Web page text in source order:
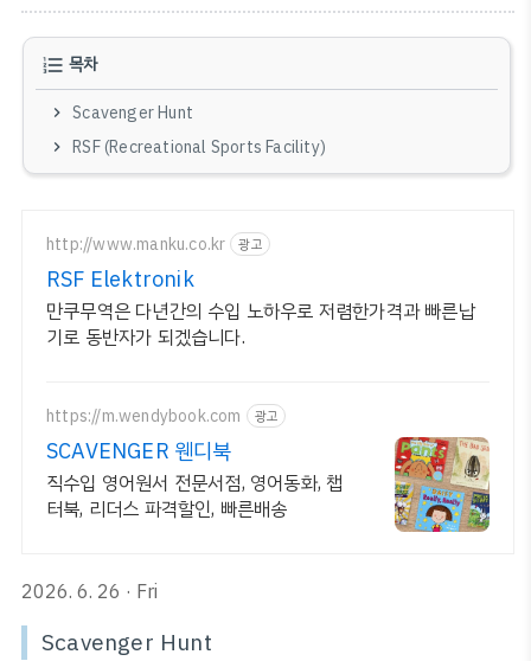
목차
Scavenger Hunt
RSF (Recreational Sports Facility)
http://www.manku.co.kr 광고
RSF Elektronik
만쿠무역은 다년간의 수입 노하우로 저렴한가격과 빠른납
기로 동반자가 되겠습니다.
https://m.wendybook.com 광고
SCAVENGER 웬디북
직수입 영어원서 전문서점, 영어동화, 챕
터북, 리더스 파격할인, 빠른배송
2026. 6. 26 · Fri
Scavenger Hunt